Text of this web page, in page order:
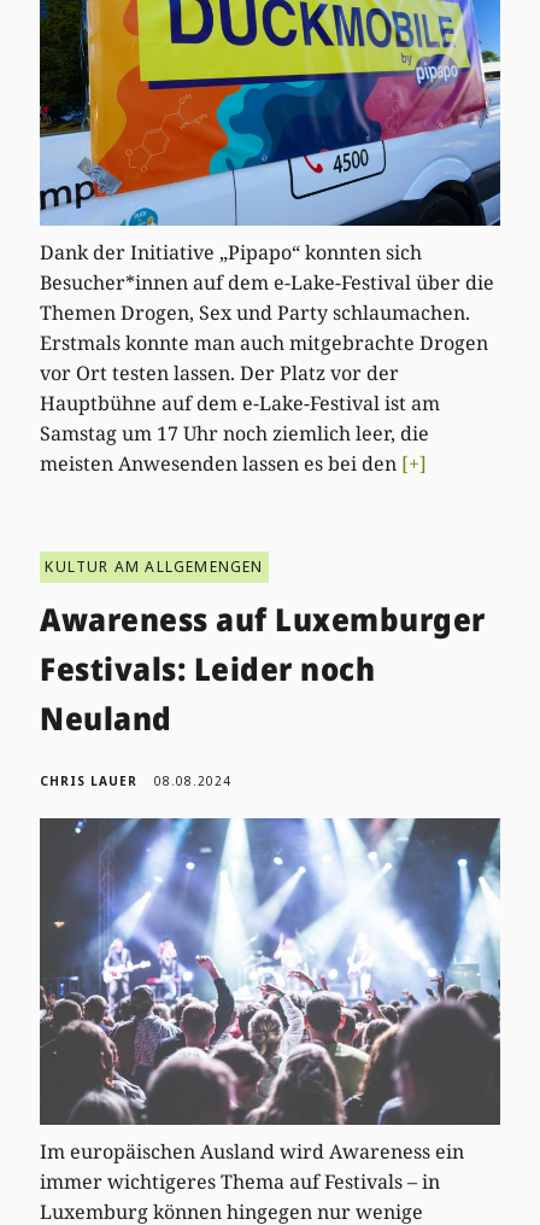
Dank der Initiative „Pipapo“ konnten sich
Besucher*innen auf dem e-Lake-Festival über die
Themen Drogen, Sex und Party schlaumachen.
Erstmals konnte man auch mitgebrachte Drogen
vor Ort testen lassen. Der Platz vor der
Hauptbühne auf dem e-Lake-Festival ist am
Samstag um 17 Uhr noch ziemlich leer, die
meisten Anwesenden lassen es bei den [+]
KULTUR AM ALLGEMENGEN
Awareness auf Luxemburger
Festivals: Leider noch
Neuland
CHRIS LAUER 08.08.2024
Im europäischen Ausland wird Awareness ein
immer wichtigeres Thema auf Festivals – in
Luxemburg können hingegen nur wenige